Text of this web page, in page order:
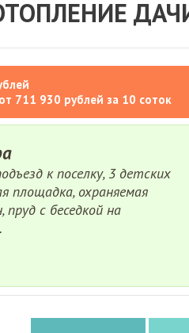
от 711 930 рублей за 10 соток
к поселку, 3 детских
площадка, охраняемая
с беседкой на